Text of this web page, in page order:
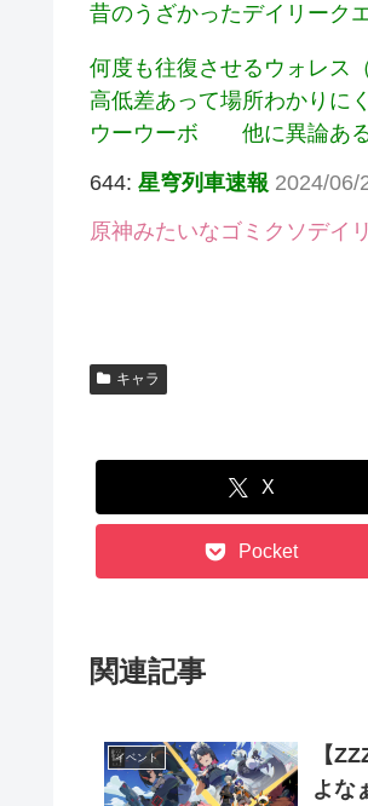
昔のうざかったデイリーク
何度も往復させるウォレス
高低差あって場所わかりに
ウーウーボ 他に異論ある
644: 星穹列車速報 2024/06/
原神みたいなゴミクソデイ
キャラ
X
Pocket
関連記事
イベント
【
よな